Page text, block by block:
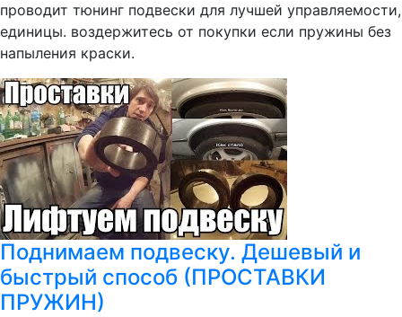
проводит тюнинг подвески для лучшей управляемости,
единицы. воздержитесь от покупки если пружины без
напыления краски.
Поднимаем подвеску. Дешевый и
быстрый способ (ПРОСТАВКИ
ПРУЖИН)